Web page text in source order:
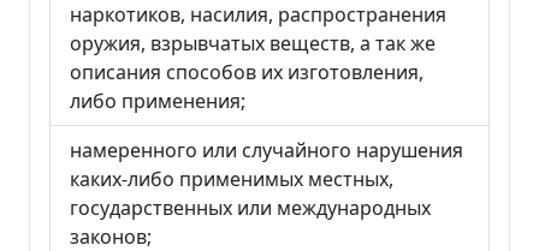
наркотиков, насилия, распространения
оружия, взрывчатых веществ, а так же
описания способов их изготовления,
либо применения;
намеренного или случайного нарушения
каких-либо применимых местных,
государственных или международных
законов;